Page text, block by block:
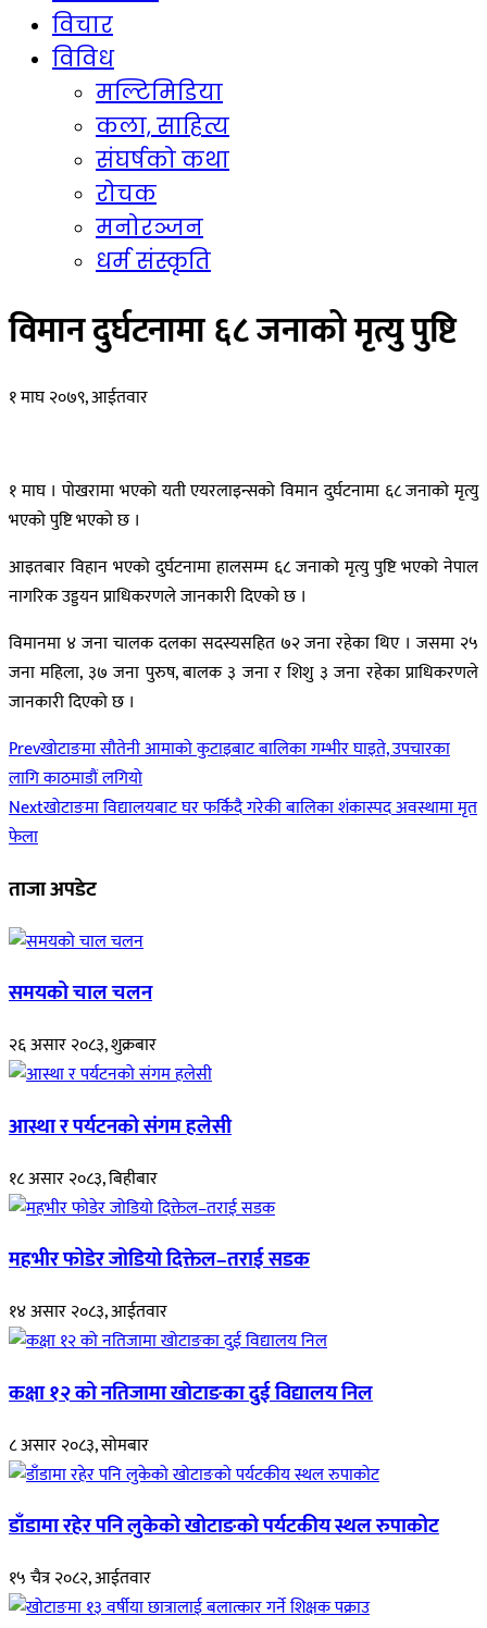
विचार
विविध
मल्टिमिडिया
कला, साहित्य
संघर्षको कथा
रोचक
मनोरञ्जन
धर्म संस्कृति
विमान दुर्घटनामा ६८ जनाको मृत्यु पुष्टि
१ माघ २०७९, आईतवार
१ माघ । पोखरामा भएको यती एयरलाइन्सको विमान दुर्घटनामा ६८ जनाको मृत्यु
भएको पुष्टि भएको छ ।
आइतबार विहान भएको दुर्घटनामा हालसम्म ६८ जनाको मृत्यु पुष्टि भएको नेपाल
नागरिक उड्डयन प्राधिकरणले जानकारी दिएको छ ।
विमानमा ४ जना चालक दलका सदस्यसहित ७२ जना रहेका थिए । जसमा २५
जना महिला, ३७ जना पुरुष, बालक ३ जना र शिशु ३ जना रहेका प्राधिकरणले
जानकारी दिएको छ ।
Prevखोटाङमा सौतेनी आमाको कुटाइबाट बालिका गम्भीर घाइते, उपचारका
लागि काठमाडौं लगियो
Nextखोटाङमा विद्यालयबाट घर फर्किदै गरेकी बालिका शंकास्पद अवस्थामा मृत
फेला
ताजा अपडेट
समयको चाल चलन
२६ असार २०८३, शुक्रबार
आस्था र पर्यटनको संगम हलेसी
१८ असार २०८३, बिहीबार
महभीर फोडेर जोडियो दिक्तेल–तराई सडक
१४ असार २०८३, आईतवार
कक्षा १२ को नतिजामा खोटाङका दुई विद्यालय निल
८ असार २०८३, सोमबार
डाँडामा रहेर पनि लुकेको खोटाङको पर्यटकीय स्थल रुपाकोट
१५ चैत्र २०८२, आईतवार